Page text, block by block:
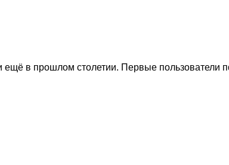
в прошлом столетии. Первые пользователи